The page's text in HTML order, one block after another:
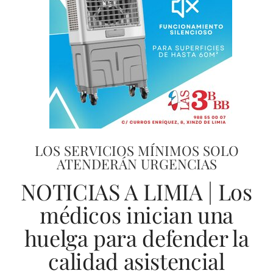
LOS SERVICIOS MÍNIMOS SOLO
ATENDERÁN URGENCIAS
NOTICIAS A LIMIA | Los
médicos inician una
huelga para defender la
calidad asistencial